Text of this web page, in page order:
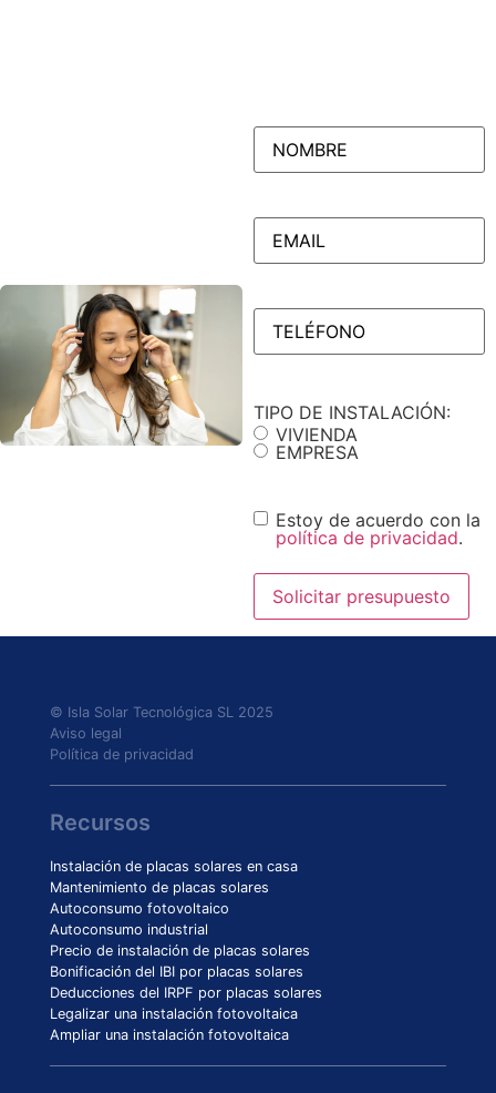
NOMBRE(Obligatorio)
EMAIL(Obligatorio)
TELÉFONO(Obligatorio)
TIPO DE INSTALACIÓN:
VIVIENDA
EMPRESA
Consentimiento
Estoy de acuerdo con la
política de privacidad.
© Isla Solar Tecnológica SL 2025
Aviso legal
Política de privacidad
Recursos
Instalación de placas solares en casa
Mantenimiento de placas solares
Autoconsumo fotovoltaico
Autoconsumo industrial
Precio de instalación de placas solares
Bonificación del IBI por placas solares
Deducciones del IRPF por placas solares
Legalizar una instalación fotovoltaica
Ampliar una instalación fotovoltaica